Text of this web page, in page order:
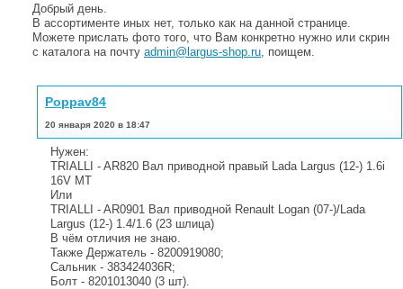
Добрый день.
В ассортименте иных нет, только как на данной странице.
Можете прислать фото того, что Вам конкретно нужно или скрин
с каталога на почту admin@largus-shop.ru , поищем.
Poppav84
20 января 2020 в 18:47
Нужен:
TRIALLI - AR820 Вал приводной правый Lada Largus (12-) 1.6i
16V MT
Или
TRIALLI - AR0901 Вал приводной Renault Logan (07-)/Lada
Largus (12-) 1.4/1.6 (23 шлица)
В чём отличия не знаю.
Также Держатель - 8200919080;
Сальник - 383424036R;
Болт - 8201013040 (3 шт).